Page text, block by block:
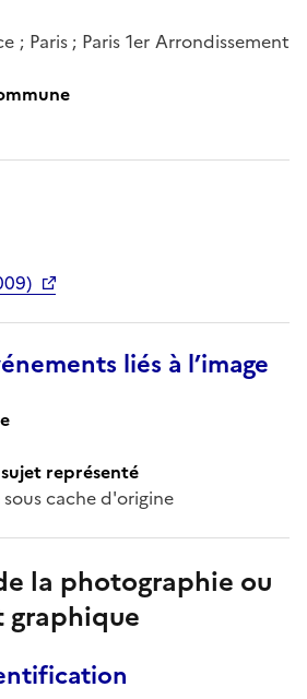
; Paris ; Paris 1er Arrondissement
liés à l’image
représenté
cache d'origine
la photographie ou
graphique